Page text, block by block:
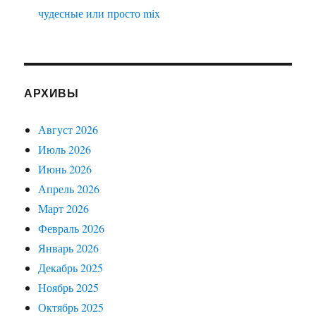
чудесные или просто mix
АРХИВЫ
Август 2026
Июль 2026
Июнь 2026
Апрель 2026
Март 2026
Февраль 2026
Январь 2026
Декабрь 2025
Ноябрь 2025
Октябрь 2025